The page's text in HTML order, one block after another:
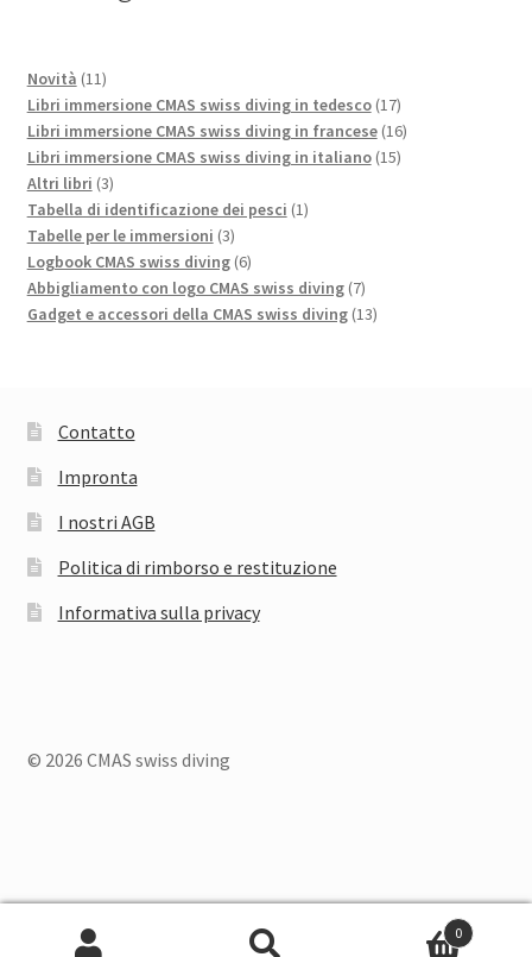
Novità 1111
prodotti
Libri immersione CMAS swiss diving in tedesco 1717
prodotti
Libri immersione CMAS swiss diving in francese 1616
Libri immersione CMAS swiss diving in italiano 1515
Altri libri 33
prodotti
Tabella di identificazione dei pesci 11
Tabelle per le immersioni 33
prodotti
Logbook CMAS swiss diving 66
prodotti
Abbigliamento con logo CMAS swiss diving 77
prodotti
Gadget e accessori della CMAS swiss diving 1313
Contatto
Impronta
I nostri AGB
Politica di rimborso e restituzione
Informativa sulla privacy
© 2026 CMAS swiss diving
0
Français Italiano